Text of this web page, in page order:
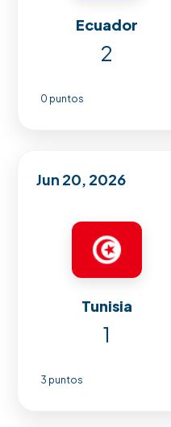
Ecuador
2
0 puntos
Jun 20, 2026
Tunisia
1
3 puntos